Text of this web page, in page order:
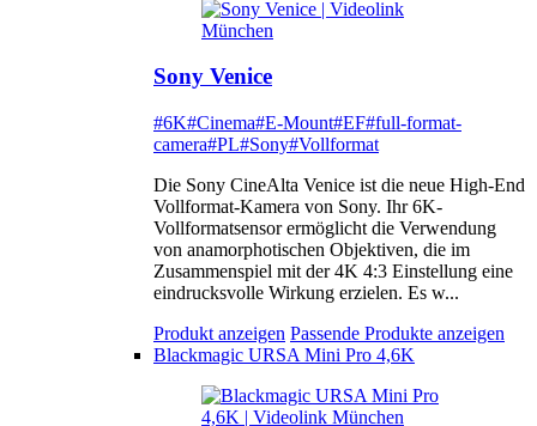
Sony Venice
#6K#Cinema#E-Mount#EF#full-format-
camera#PL#Sony#Vollformat
Die Sony CineAlta Venice ist die neue High-End
Vollformat-Kamera von Sony. Ihr 6K-
Vollformatsensor ermöglicht die Verwendung
von anamorphotischen Objektiven, die im
Zusammenspiel mit der 4K 4:3 Einstellung eine
eindrucksvolle Wirkung erzielen. Es w...
Produkt anzeigen Passende Produkte anzeigen
Blackmagic URSA Mini Pro 4,6K